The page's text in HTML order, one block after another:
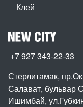
Клей
+7 927 343-22-33
Стерлитамак,
Салават, бульвар
Ишимбай,